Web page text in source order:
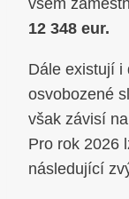
všem
12 348 eur.
Dále existují i
osvobozené
však závisí
Pro rok 2026
následující